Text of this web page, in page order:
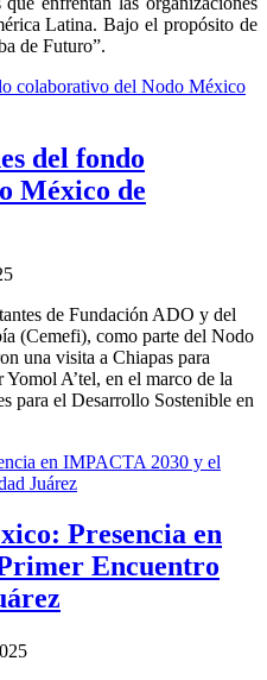
Latina. Bajo el propósito de
de Futuro”.
del fondo
México de
de Fundación ADO y del
(Cemefi), como parte del Nodo
una visita a Chiapas para
A’tel, en el marco de la
para el Desarrollo Sostenible en
Presencia en
Encuentro